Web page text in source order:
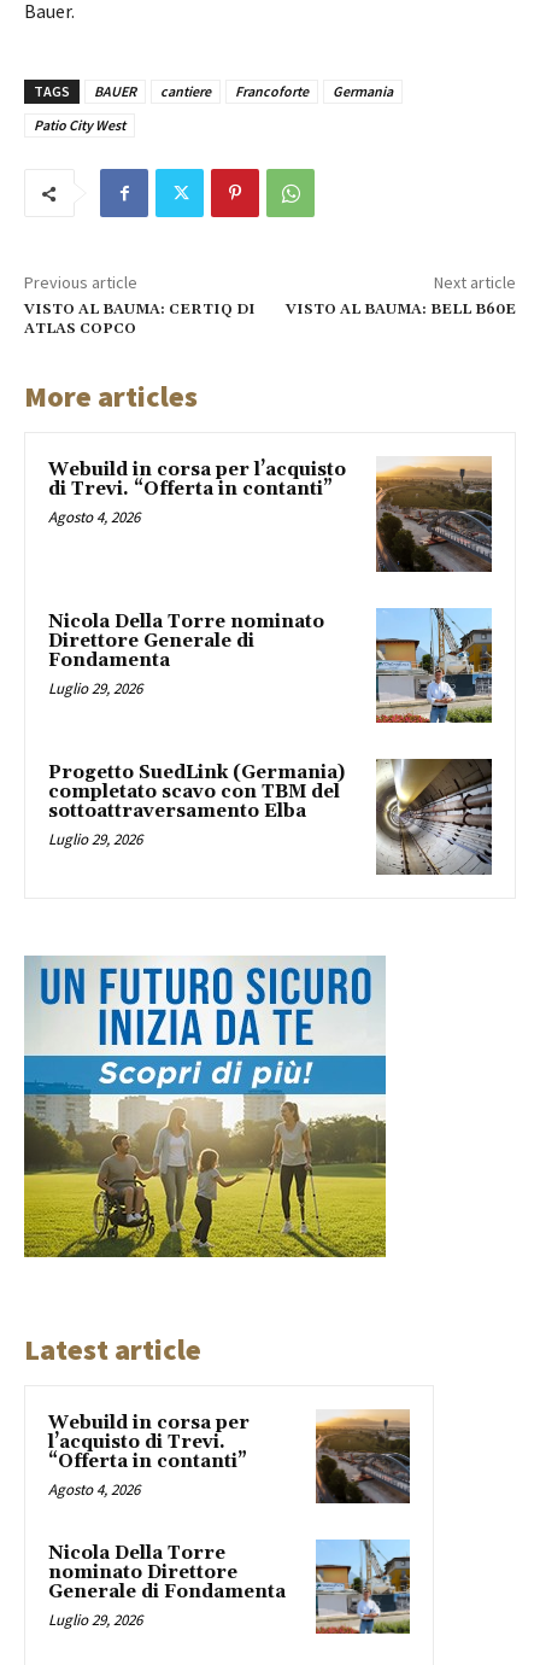
Bauer.
TAGS BAUER cantiere Francoforte
Germania
Patio City West
Previous article
VISTO AL BAUMA: CERTIQ DI
ATLAS COPCO
Next article
VISTO AL BAUMA: BELL B60E
More articles
Webuild in corsa per l’acquisto
di Trevi. “Offerta in contanti”
Agosto 4, 2026
Nicola Della Torre nominato
Direttore Generale di
Fondamenta
Luglio 29, 2026
Progetto SuedLink (Germania)
completato scavo con TBM del
sottoattraversamento Elba
Luglio 29, 2026
Latest article
Webuild in corsa per
l’acquisto di Trevi.
“Offerta in contanti”
Agosto 4, 2026
Nicola Della Torre
nominato Direttore
Generale di Fondamenta
Luglio 29, 2026